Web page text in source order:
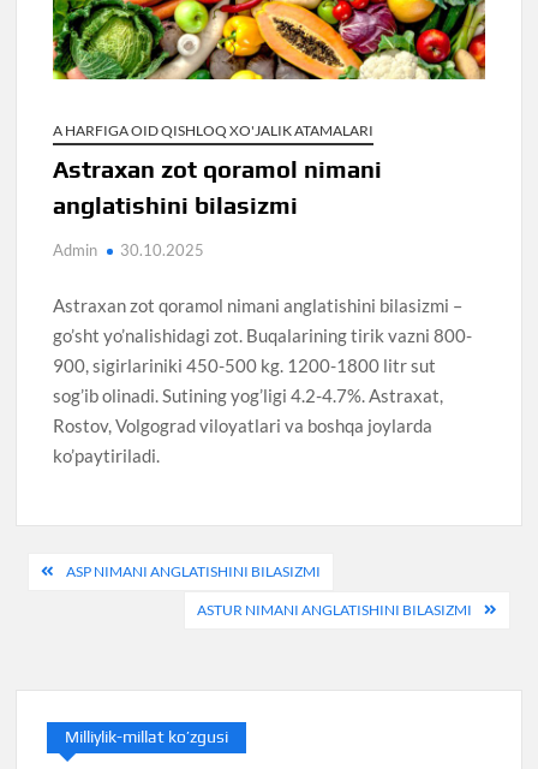
A HARFIGA OID QISHLOQ XO'JALIK ATAMALARI
Astraxan zot qoramol nimani
anglatishini bilasizmi
Admin 30.10.2025
Astraxan zot qoramol nimani anglatishini bilasizmi –
go’sht yo’nalishidagi zot. Buqalarining tirik vazni 800-
900, sigirlariniki 450-500 kg. 1200-1800 litr sut
sog’ib olinadi. Sutining yog’ligi 4.2-4.7%. Astraxat,
Rostov, Volgograd viloyatlari va boshqa joylarda
ko’paytiriladi.
PostASP NIMANI ANGLATISHINI BILASIZMI
ASTUR NIMANI ANGLATISHINI BILASIZMI
Milliylik-millat ko’zgusi